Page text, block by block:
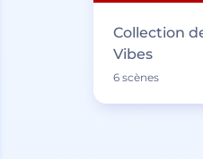
Collection
Vibes
6 scènes